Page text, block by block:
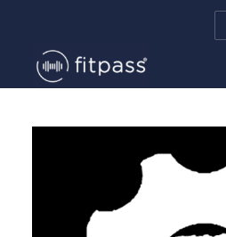
HOME
FITPASS TV